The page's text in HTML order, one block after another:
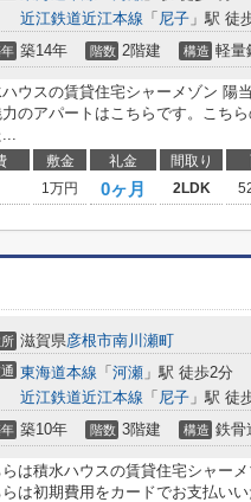
近江鉄道近江本線 「 尼子 」駅 徒
築14年 階数 2階建 構造 軽量
ウスの賃貸住宅シャーメゾン 陽
のアパートはこちらです。こち
...
敷金 礼金 間取り
1万円 0ヶ月 2LDK
滋賀県彦根市南川瀬町
東海道本線 「 河瀬 」駅 徒歩2分
近江鉄道近江本線 「 尼子 」駅 徒
築10年 階数 3階建 構造 鉄骨
らは積水ハウスの賃貸住宅シャー
らは初期費用をカードでお支払い